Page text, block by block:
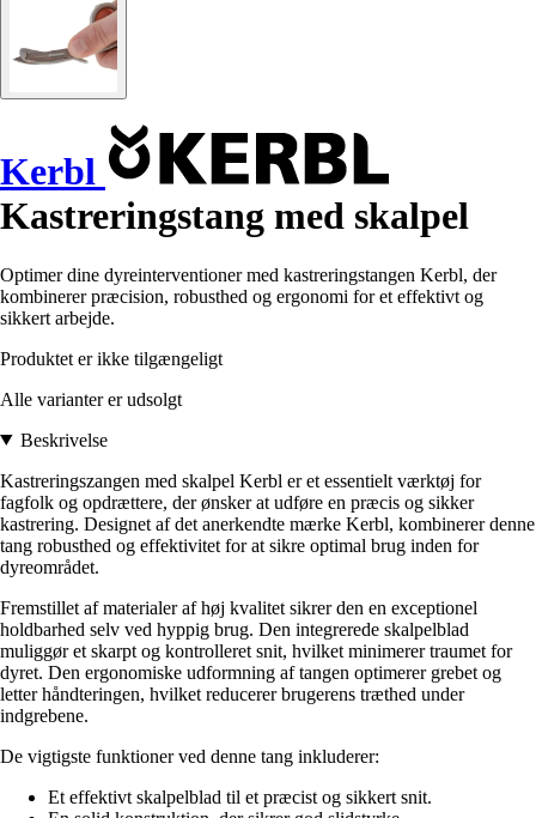
Kerbl
Kastreringstang med skalpel
Optimer dine dyreinterventioner med kastreringstangen Kerbl, der
kombinerer præcision, robusthed og ergonomi for et effektivt og
sikkert arbejde.
Produktet er ikke tilgængeligt
Alle varianter er udsolgt
Beskrivelse
Kastreringszangen med skalpel Kerbl er et essentielt værktøj for
fagfolk og opdrættere, der ønsker at udføre en præcis og sikker
kastrering. Designet af det anerkendte mærke Kerbl, kombinerer denne
tang robusthed og effektivitet for at sikre optimal brug inden for
dyreområdet.
Fremstillet af materialer af høj kvalitet sikrer den en exceptionel
holdbarhed selv ved hyppig brug. Den integrerede skalpelblad
muliggør et skarpt og kontrolleret snit, hvilket minimerer traumet for
dyret. Den ergonomiske udformning af tangen optimerer grebet og
letter håndteringen, hvilket reducerer brugerens træthed under
indgrebene.
De vigtigste funktioner ved denne tang inkluderer:
Et effektivt skalpelblad til et præcist og sikkert snit.